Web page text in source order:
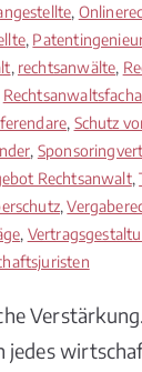
,
,
, rechtsanwälte,
, Schutz
,
Rechtsanwalt,
,
,
jedes